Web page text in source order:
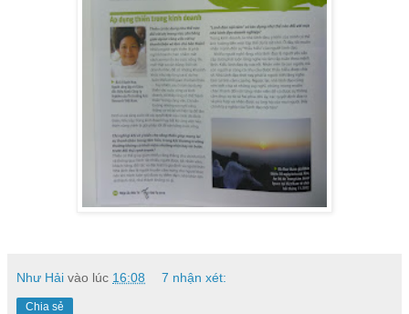
Như Hải vào lúc 16:08 7 nhận xét:
Chia sẻ